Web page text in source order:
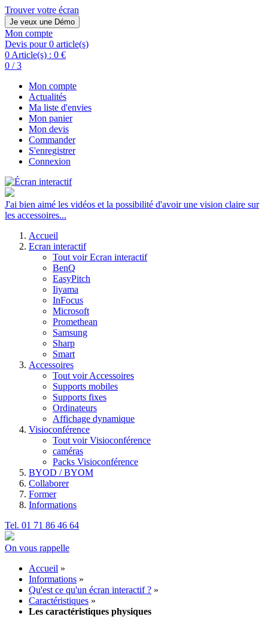
Trouver votre écran
Je veux une Démo
Mon compte
Devis pour 0 article(s)
0 Article(s) : 0 €
0 / 3
Mon compte
Actualités
Ma liste d'envies
Mon panier
Mon devis
Commander
S'enregistrer
Connexion
J'ai bien aimé les vidéos et la possibilité d'avoir une vision claire sur
les accessoires...
Accueil
Ecran interactif
Tout voir Ecran interactif
BenQ
EasyPitch
Iiyama
InFocus
Microsoft
Promethean
Samsung
Sharp
Smart
Accessoires
Tout voir Accessoires
Supports mobiles
Supports fixes
Ordinateurs
Affichage dynamique
Visioconférence
Tout voir Visioconférence
caméras
Packs Visioconférence
BYOD / BYOM
Collaborer
Former
Informations
Tel. 01 71 86 46 64
On vous rappelle
Accueil »
Informations »
Qu'est ce qu'un écran interactif ? »
Caractéristiques »
Les caractéristiques physiques